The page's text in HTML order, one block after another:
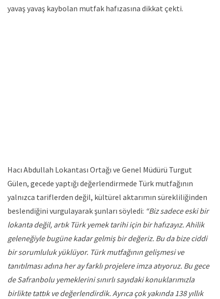
yavaş yavaş kaybolan mutfak hafızasına dikkat çekti.
Hacı Abdullah Lokantası Ortağı ve Genel Müdürü Turgut
Gülen, gecede yaptığı değerlendirmede Türk mutfağının
yalnızca tariflerden değil, kültürel aktarımın sürekliliğinden
beslendiğini vurgulayarak şunları söyledi: “Biz sadece eski bir
lokanta değil, artık Türk yemek tarihi için bir hafızayız. Ahilik
geleneğiyle bugüne kadar gelmiş bir değeriz. Bu da bize ciddi
bir sorumluluk yüklüyor. Türk mutfağının gelişmesi ve
tanıtılması adına her ay farklı projelere imza atıyoruz. Bu gece
de Safranbolu yemeklerini sınırlı sayıdaki konuklarımızla
birlikte tattık ve değerlendirdik. Ayrıca çok yakında 138 yıllık